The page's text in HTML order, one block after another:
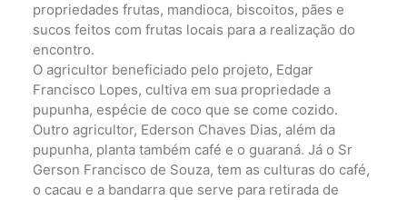
propriedades frutas, mandioca, biscoitos, pães e
sucos feitos com frutas locais para a realização do
encontro.
O agricultor beneficiado pelo projeto, Edgar
Francisco Lopes, cultiva em sua propriedade a
pupunha, espécie de coco que se come cozido.
Outro agricultor, Ederson Chaves Dias, além da
pupunha, planta também café e o guaraná. Já o Sr
Gerson Francisco de Souza, tem as culturas do café,
o cacau e a bandarra que serve para retirada de